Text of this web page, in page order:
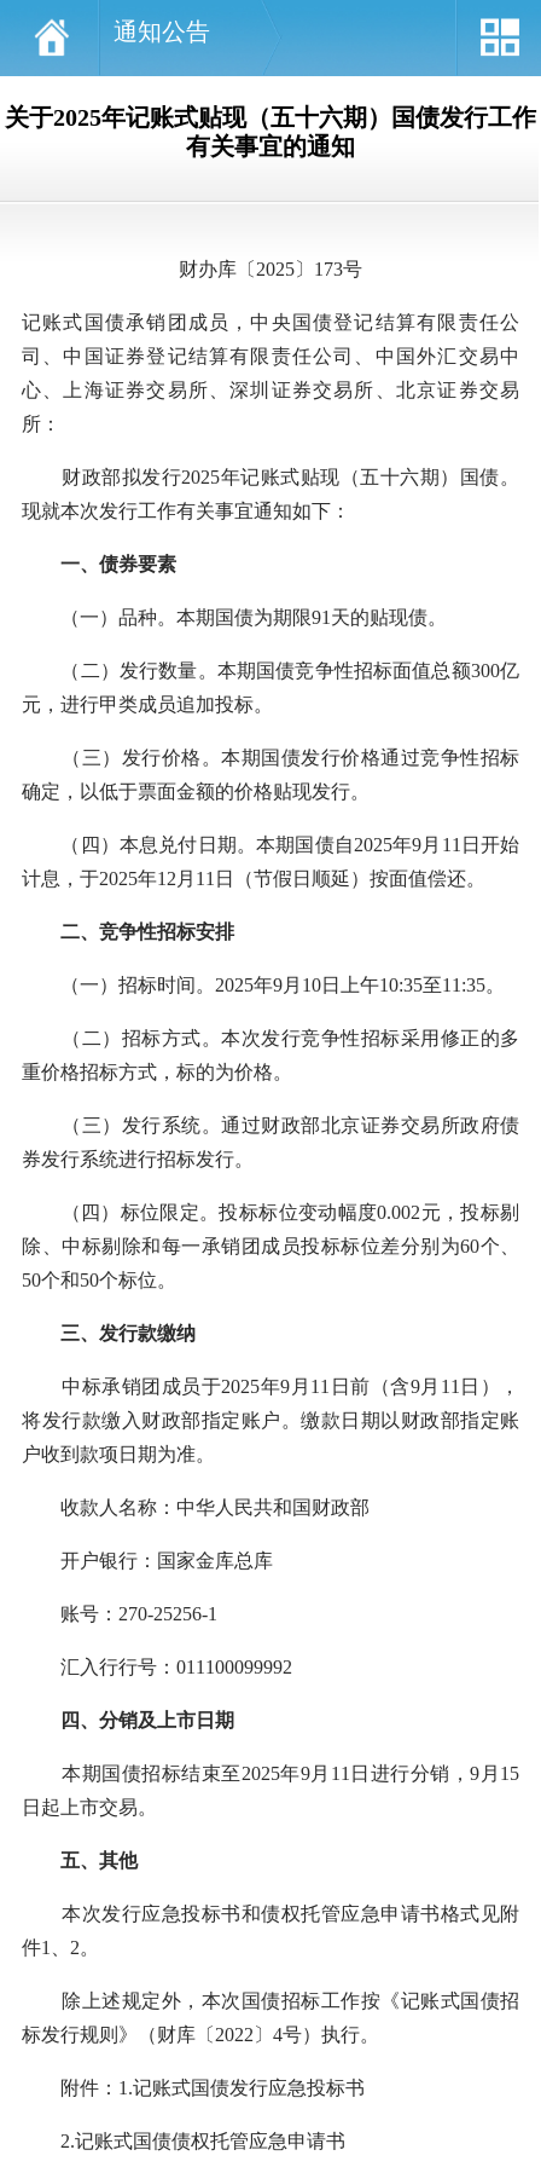
通知公告
关于2025年记账式贴现（五十六期）国债发行工作
有关事宜的通知
财办库〔2025〕173号
记账式国债承销团成员，中央国债登记结算有限责任公
司、中国证券登记结算有限责任公司、中国外汇交易中
心、上海证券交易所、深圳证券交易所、北京证券交易
所：
财政部拟发行2025年记账式贴现（五十六期）国债。
现就本次发行工作有关事宜通知如下：
一、债券要素
（一）品种。本期国债为期限91天的贴现债。
（二）发行数量。本期国债竞争性招标面值总额300亿
元，进行甲类成员追加投标。
（三）发行价格。本期国债发行价格通过竞争性招标
确定，以低于票面金额的价格贴现发行。
（四）本息兑付日期。本期国债自2025年9月11日开始
计息，于2025年12月11日（节假日顺延）按面值偿还。
二、竞争性招标安排
（一）招标时间。2025年9月10日上午10:35至11:35。
（二）招标方式。本次发行竞争性招标采用修正的多
重价格招标方式，标的为价格。
（三）发行系统。通过财政部北京证券交易所政府债
券发行系统进行招标发行。
（四）标位限定。投标标位变动幅度0.002元，投标剔
除、中标剔除和每一承销团成员投标标位差分别为60个、
50个和50个标位。
三、发行款缴纳
中标承销团成员于2025年9月11日前（含9月11日），
将发行款缴入财政部指定账户。缴款日期以财政部指定账
户收到款项日期为准。
收款人名称：中华人民共和国财政部
开户银行：国家金库总库
账号：270-25256-1
汇入行行号：011100099992
四、分销及上市日期
本期国债招标结束至2025年9月11日进行分销，9月15
日起上市交易。
五、其他
本次发行应急投标书和债权托管应急申请书格式见附
件1、2。
除上述规定外，本次国债招标工作按《记账式国债招
标发行规则》（财库〔2022〕4号）执行。
附件：1.记账式国债发行应急投标书
2.记账式国债债权托管应急申请书